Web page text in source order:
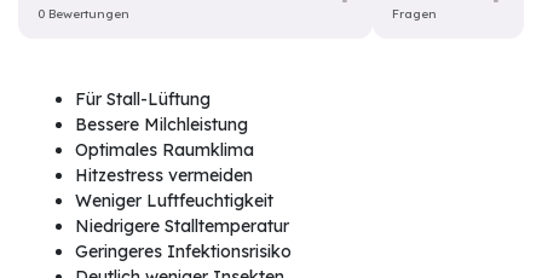
0 Bewertungen Fragen
Für Stall-Lüftung
Bessere Milchleistung
Optimales Raumklima
Hitzestress vermeiden
Weniger Luftfeuchtigkeit
Niedrigere Stalltemperatur
Geringeres Infektionsrisiko